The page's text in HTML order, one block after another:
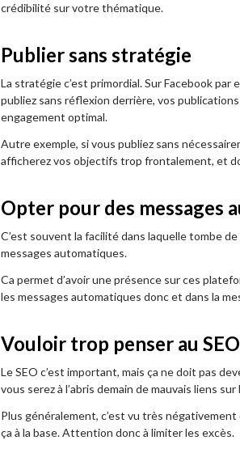
crédibilité sur votre thématique.
Publier sans stratégie
La stratégie c’est primordial. Sur Facebook
publiez sans réflexion derrière, vos
engagement optimal.
Autre exemple, si vous publiez sans
afficherez vos objectifs trop frontalement, et
Opter pour des messages
C’est souvent la facilité dans laquelle tombe
messages automatiques.
Ca permet d’avoir une présence sur ces
les messages automatiques donc et dans la
Vouloir trop penser au
Le SEO c’est important, mais ça ne doit pas
vous serez à l’abris demain de mauvais liens
Plus généralement, c’est vu très
ça à la base. Attention donc à limiter les excès.